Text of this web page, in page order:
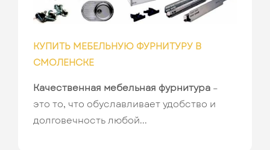
КУПИТЬ МЕБЕЛЬНУЮ ФУРНИТУРУ В
СМОЛЕНСКЕ
Качественная мебельная фурнитура –
это то, что обуславливает удобство и
долговечность любой...